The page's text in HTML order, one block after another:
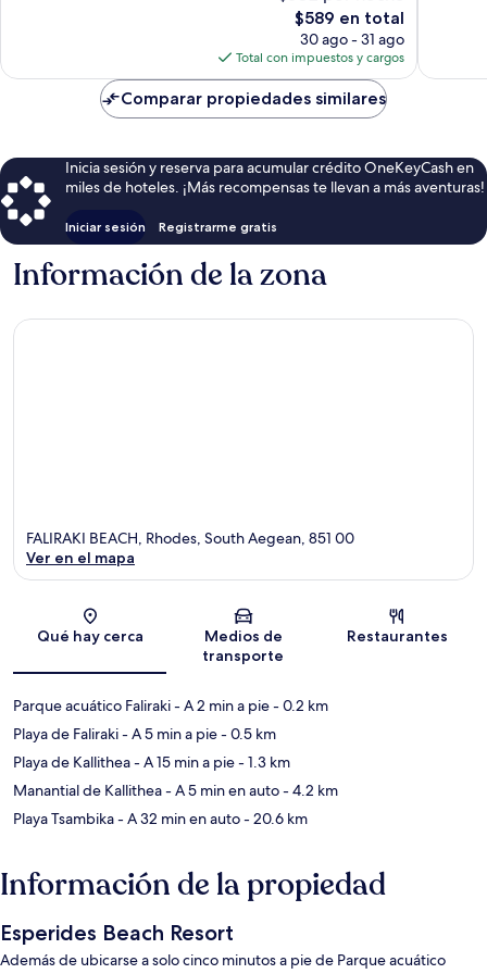
El
precio
actual
es
de
$589
$589 en total
30 ago - 31 ago
Total con impuestos y cargos
Comparar propiedades similares
Inicia sesión y reserva para acumular crédito OneKeyCash en
miles de hoteles. ¡Más recompensas te llevan a más aventuras!
Iniciar sesión Registrarme gratis
Información de la zona
Sección del mapa
FALIRAKI BEACH, Rhodes, South Aegean, 851 00
Ver en el mapa
Qué hay cerca
Medios de
transporte
Restaurantes
Parque acuático Faliraki- A 2 min a pie- 0.2 km
Playa de Faliraki- A 5 min a pie- 0.5 km
Playa de Kallithea- A 15 min a pie- 1.3 km
Manantial de Kallithea- A 5 min en auto- 4.2 km
Playa Tsambika- A 32 min en auto- 20.6 km
Información de la propiedad
Esperides Beach Resort
Además de ubicarse a solo cinco minutos a pie de Parque acuático